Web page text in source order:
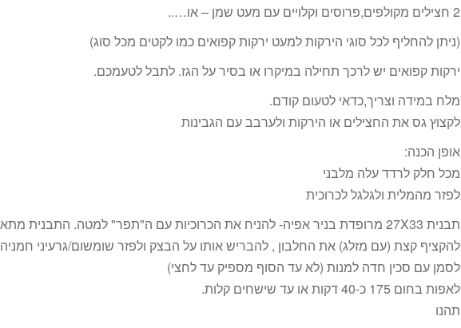
2 חצילים מקולפים,פרוסים וקלויים עם מעט שמן – או…..
(ניתן להחליף לכל סוגי הירקות למעט ירקות קפואים כמו לקטים מכל סוג)
ירקות קפואים יש לרכך תחילה במיקרו או בסיר על הגז. לתבל לטעמכם.
מלח במידה וצריך,כדאי לטעום קודם.
לקצוץ גס את החצילים או הירקות ולערבב עם הגבינות
אופן הכנה:
מכל חלק לרדד עלה מלבני
לפזר מהמלית ולגלגל לכרוכית
תבנית 27X33 מרופדת בניר אפיה- להניח את הכרוכיות עם ה"תפר" למטה. התבנית מתאימה בדיוק ל-3 כרוכיות.
להקציף קצת (עם מזלג) את החלבון , להבריש אותו על הבצק ולפזר שומשום/גרעיני חמניה
לסמן עם סכין חדה למנות (לא עד הסוף מספיק עד לחצי)
לאפות בחום 175 כ-40 דקות או עד שישחים קלות.
תהנו